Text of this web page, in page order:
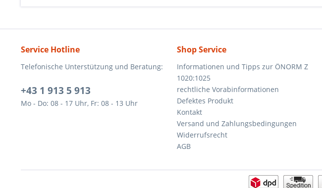
Service Hotline
Telefonische Unterstützung und Beratung:
+43 1 913 5 913
Mo - Do: 08 - 17 Uhr, Fr: 08 - 13 Uhr
Shop Service
Informationen und Tipps zur ÖNORM Z
1020:1025
rechtliche Vorabinformationen
Defektes Produkt
Kontakt
Versand und Zahlungsbedingungen
Widerrufsrecht
AGB